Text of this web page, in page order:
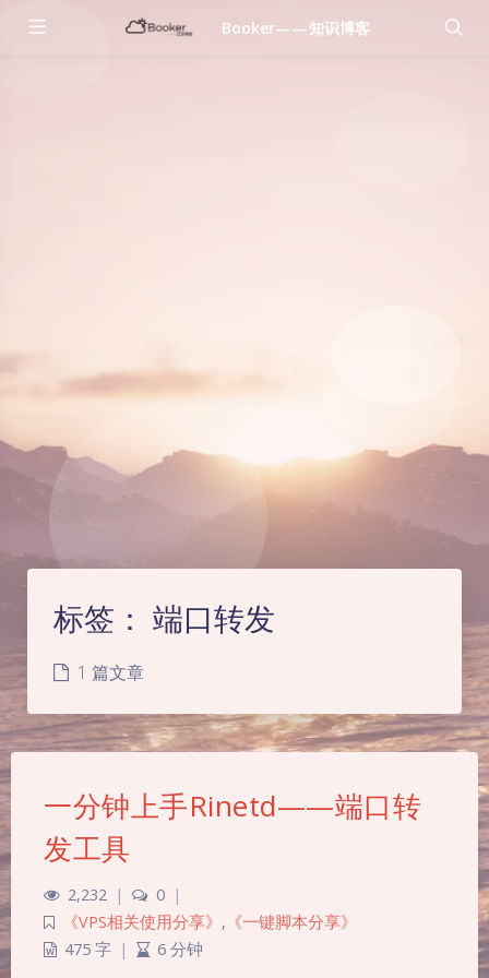
Booker——知识博客
标签： 端口转发
1 篇文章
一分钟上手Rinetd——端口转
发工具
2,232 | 0 |
《VPS相关使用分享》 , 《一键脚本分享》
475 字 | 6 分钟